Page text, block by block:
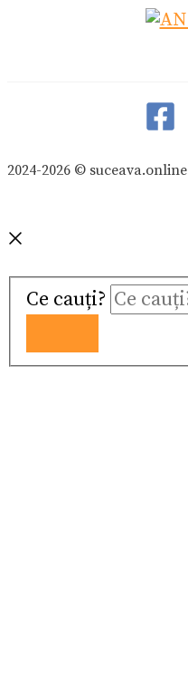
2024-2026 © suceava.online
Ce cauți?